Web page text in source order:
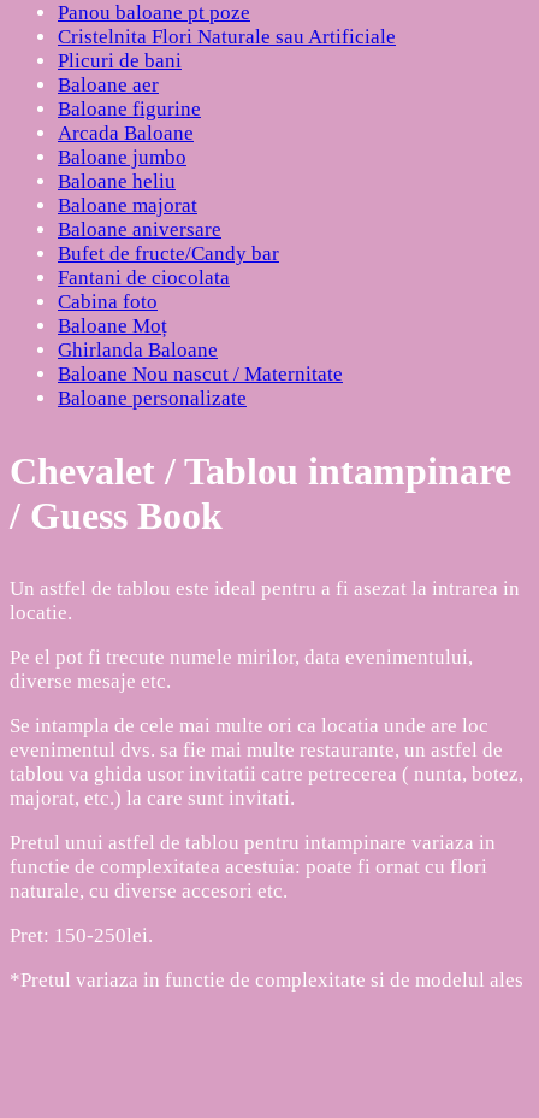
Panou baloane pt poze
Cristelnita Flori Naturale sau Artificiale
Plicuri de bani
Baloane aer
Baloane figurine
Arcada Baloane
Baloane jumbo
Baloane heliu
Baloane majorat
Baloane aniversare
Bufet de fructe/Candy bar
Fantani de ciocolata
Cabina foto
Baloane Moț
Ghirlanda Baloane
Baloane Nou nascut / Maternitate
Baloane personalizate
Chevalet / Tablou intampinare
/ Guess Book
Un astfel de tablou este ideal pentru a fi asezat la intrarea in
locatie.
Pe el pot fi trecute numele mirilor, data evenimentului,
diverse mesaje etc.
Se intampla de cele mai multe ori ca locatia unde are loc
evenimentul dvs. sa fie mai multe restaurante, un astfel de
tablou va ghida usor invitatii catre petrecerea ( nunta, botez,
majorat, etc.) la care sunt invitati.
Pretul unui astfel de tablou pentru intampinare variaza in
functie de complexitatea acestuia: poate fi ornat cu flori
naturale, cu diverse accesori etc.
Pret: 150-250lei.
*Pretul variaza in functie de complexitate si de modelul ales